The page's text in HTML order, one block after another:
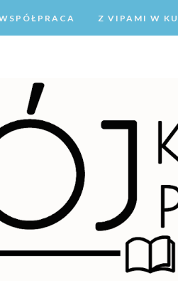
Z VIPAMI W